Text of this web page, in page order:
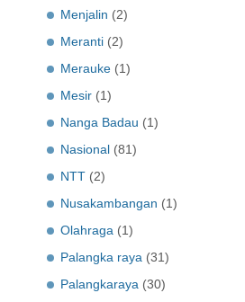
Menjalin (2)
Meranti (2)
Merauke (1)
Mesir (1)
Nanga Badau (1)
Nasional (81)
NTT (2)
Nusakambangan (1)
Olahraga (1)
Palangka raya (31)
Palangkaraya (30)